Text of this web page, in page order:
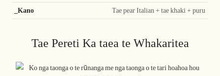
_Kano Tae pear Italian + tae khaki + puru
Tae Pereti Ka taea te Whakaritea